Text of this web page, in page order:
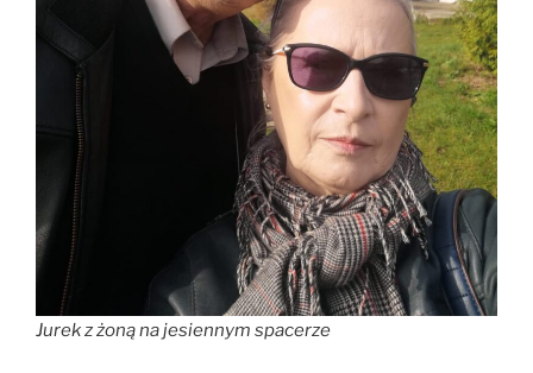
Jurek z żoną na jesiennym spacerze